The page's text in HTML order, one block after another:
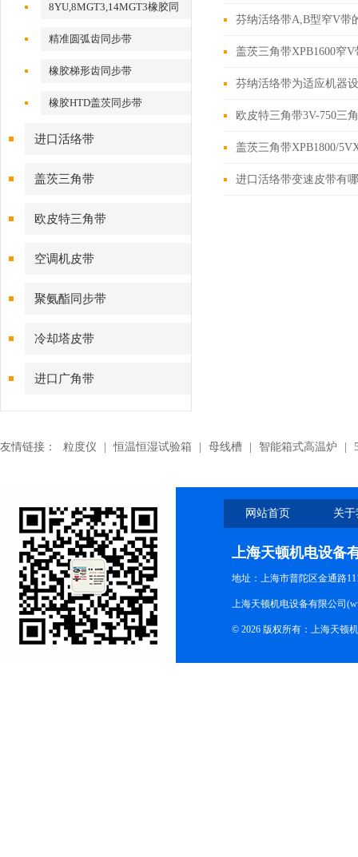
8YU,8MGT3,14MGT3橡胶同
步带
精准圆弧齿同步带
橡胶梯形齿同步带
橡胶HTD盖茨同步带
进口活络带
盖茨三角带
欧皮特三角带
空调机皮带
聚氨酯同步带
冷却塔皮带
进口广角带
芬纳活络带A,B型窄V带
盖茨三角带XPB1600窄
芬纳活络带为适应机器
欧皮特三角带3V-750三
盖茨三角带XPB1800/
进口活络带变速皮带有
友情链接： 粒度仪 恒温恒湿试验箱 母线槽 智能箱式高温炉
网站首页 关
上海天顿机电设备
地址：上海市普陀区金通路
上海天顿机电设备有限公司
© 2026 版权所有：上海天顿